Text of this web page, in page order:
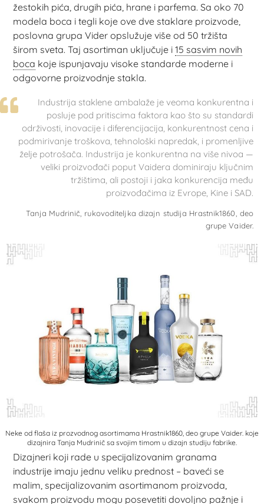
žestokih pića, drugih pića, hrane i parfema. Sa oko 70
modela boca i tegli koje ove dve staklare proizvode,
poslovna grupa Vider opslužuje više od 50 tržišta
širom sveta. Taj asortiman uključuje i15 sasvim novih
boca koje ispunjavaju visoke standarde moderne i
odgovorne proizvodnje stakla.
Industrija staklene ambalaže je veoma konkurentna i
posluje pod pritiscima faktora kao što su standardi
održivosti, inovacije i diferencijacija, konkurentnost cena i
podmirivanje troškova, tehnološki napredak, i promenljive
želje potrošača. Industrija je konkurentna na više nivoa —
veliki proizvođači poput Vaidera dominiraju ključnim
tržištima, ali postoji i jaka konkurencija među
proizvođačima iz Evrope, Kine i SAD.
Tanja Mudrinič, rukovoditeljka dizajn studija Hrastnik1860, deo
grupe Vaider.
Neke od flaša iz prozvodnog asortimama Hrastnik1860, deo grupe Vaider. koje
dizajnira Tanja Mudrinič sa svojim timom u dizajn studiju fabrike.
Dizajneri koji rade u specijalizovanim granama
industrije imaju jednu veliku prednost – baveći se
malim, specijalizovanim asortimanom proizvoda,
svakom proizvodu mogu posevetiti dovoljno pažnje i